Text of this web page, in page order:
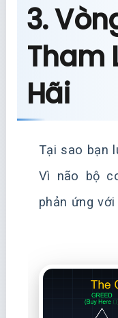
3.
Tham
Hãi
Tại sao bạn
Vì não bộ
phản ứng